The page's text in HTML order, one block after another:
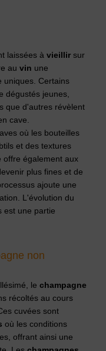
laissées àvieillir sur
auvin une
uniques. Certains
dégustés jeunes,
que d'autres révèlent
cave.
où les bouteilles
et des textures
offre également aux
plus fines et de
ajoute une
L'évolution du
est une partie
non
lechampagne
récoltés au cours
Ces cuvées sont
où les conditions
offrant ainsi une